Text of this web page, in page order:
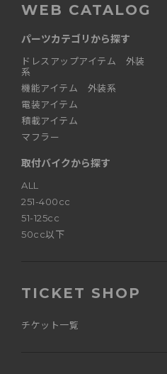
WEB CATALOG
パーツカテゴリから探す
ドレスアップアイテム 外装
系
機能アイテム 外装系
電装アイテム
積載アイテム
マフラー
取付バイクから探す
ALL
251-400cc
51-125cc
50cc以下
TICKET SHOP
チケット一覧